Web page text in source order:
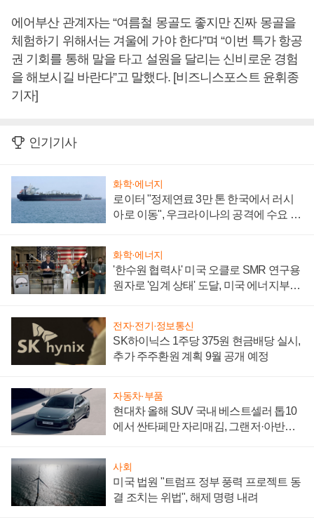
에어부산 관계자는 “여름철 몽골도 좋지만 진짜 몽골을
체험하기 위해서는 겨울에 가야 한다”며 “이번 특가 항공
권 기회를 통해 말을 타고 설원을 달리는 신비로운 경험
을 해보시길 바란다”고 말했다. [비즈니스포스트 윤휘종
기자]
인기기사
화학·에너지
로이터 "정제연료 3만 톤 한국에서 러시
아로 이동", 우크라이나의 공격에 수요 늘
화학·에너지
'한수원 협력사' 미국 오클로 SMR 연구용
원자로 '임계 상태' 도달, 미국 에너지부
전자·전기·정보통신
SK하이닉스 1주당 375원 현금배당 실시,
추가 주주환원 계획 9월 공개 예정
자동차·부품
현대차 올해 SUV 국내 베스트셀러 톱10
에서 싼타페만 자리매김, 그랜저·아반떼
사회
미국 법원 "트럼프 정부 풍력 프로젝트 동
결 조치는 위법", 해제 명령 내려